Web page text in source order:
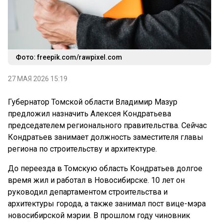
Фото: freepik.com/rawpixel.com
27 МАЯ 2026 15:19
Губернатор Томской области Владимир Мазур
предложил назначить Алексея Кондратьева
председателем регионального правительства. Сейчас
Кондратьев занимает должность заместителя главы
региона по строительству и архитектуре.
До переезда в Томскую область Кондратьев долгое
время жил и работал в Новосибирске. 10 лет он
руководил департаментом строительства и
архитектуры города, а также занимал пост вице-мэра
новосибирской мэрии. В прошлом году чиновник